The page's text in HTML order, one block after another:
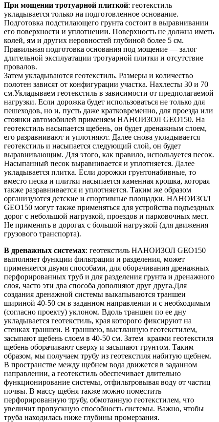
При мощении тротуарной плиткой: геотекстиль
укладывается только на подготовленное основание.
Подготовка подстилающего грунта состоит в выравнивании
его поверхности и уплотнении. Поверхность не должна иметь
колей, ям и других неровностей глубиной более 5 см.
Правильная подготовка основания под мощение — залог
длительной эксплуатации тротуарной плитки и отсутствие
провалов.
Затем укладываются геотекстиль. Размеры и количество
полотен зависят от конфигурации участка. Нахлесты 30 и 70
см.Укладываем геотекстиль в зависимости от предполагаемой
нагрузки. Если дорожка будет использоваться не только для
пешеходов, но и, пусть даже кратковременно, для проезда или
стоянки автомобилей применяем НАНОИЗОЛ GEO150. На
геотекстиль насыпается щебень, он будет дренажным слоем,
его разравнивают и уплотняют. Далее снова укладывается
геотекстиль и насыпается следующий слой, он будет
выравнивающим. Для этого, как правило, используется песок.
Насыпанный песок выравнивается и уплотняется. Далее
укладывается плитка. Если дорожки грунтонабивные, то
вместо песка и плитки насыпается каменная крошка, которая
также разравнивается и уплотняется. Таким же образом
организуются детские и спортивные площадки. НАНОИЗОЛ
GEO150 могут также применяться для устройства подъездных
дорог с небольшой нагрузкой, проездов и парковочных мест.
Не применять в дорогах с большой нагрузкой (для движения
грузового транспорта).
В дренажных системах: геотекстиль НАНОИЗОЛ GEO150
выполняет функции фильтрации и разделения, может
применяется двумя способами, для оборачивания дренажных
перфорированных труб и для разделения грунта и дренажного
слоя, часто эти два способа дополняют друг друга.Для
создания дренажной системы выкапываются траншеи
шириной 40-50 см в заданном направлении и с необходимым
(согласно проекту) уклоном. Вдоль траншеи по ее дну
укладывается геотекстиль, края которого фиксируют на
стенках траншеи. В траншею, выстланную геотекстилем,
засыпают щебень слоем в 40-50 см. Затем краями геотекстиля
щебень оборачивают сверху и засыпают грунтом. Таким
образом, мы получаем трубу из геотекстиля набитую щебнем.
В пространстве между щебнем вода движется в заданном
направлении, а геотекстиль обеспечивает длительно
функционирование системы, отфильтровывая воду от частиц
почвы. В массу щебня также можно поместить
перфорированную трубу, обмотанную геотекстилем, что
увеличит пропускную способность системы. Важно, чтобы
труба находилась ниже глубины промерзания.